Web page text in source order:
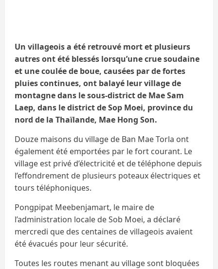
Un villageois a été retrouvé mort et plusieurs
autres ont été blessés lorsqu’une crue soudaine
et une coulée de boue, causées par de fortes
pluies continues, ont balayé leur village de
montagne dans le sous-district de Mae Sam
Laep, dans le district de Sop Moei, province du
nord de la Thaïlande, Mae Hong Son.
Douze maisons du village de Ban Mae Torla ont
également été emportées par le fort courant. Le
village est privé d’électricité et de téléphone depuis
l’effondrement de plusieurs poteaux électriques et
tours téléphoniques.
Pongpipat Meebenjamart, le maire de
l’administration locale de Sob Moei, a déclaré
mercredi que des centaines de villageois avaient
été évacués pour leur sécurité.
Toutes les routes menant au village sont bloquées